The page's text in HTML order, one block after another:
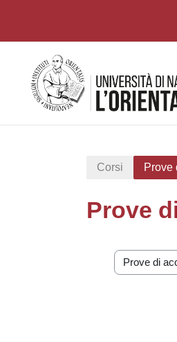
Corsi Prove
Prove
Categorie di